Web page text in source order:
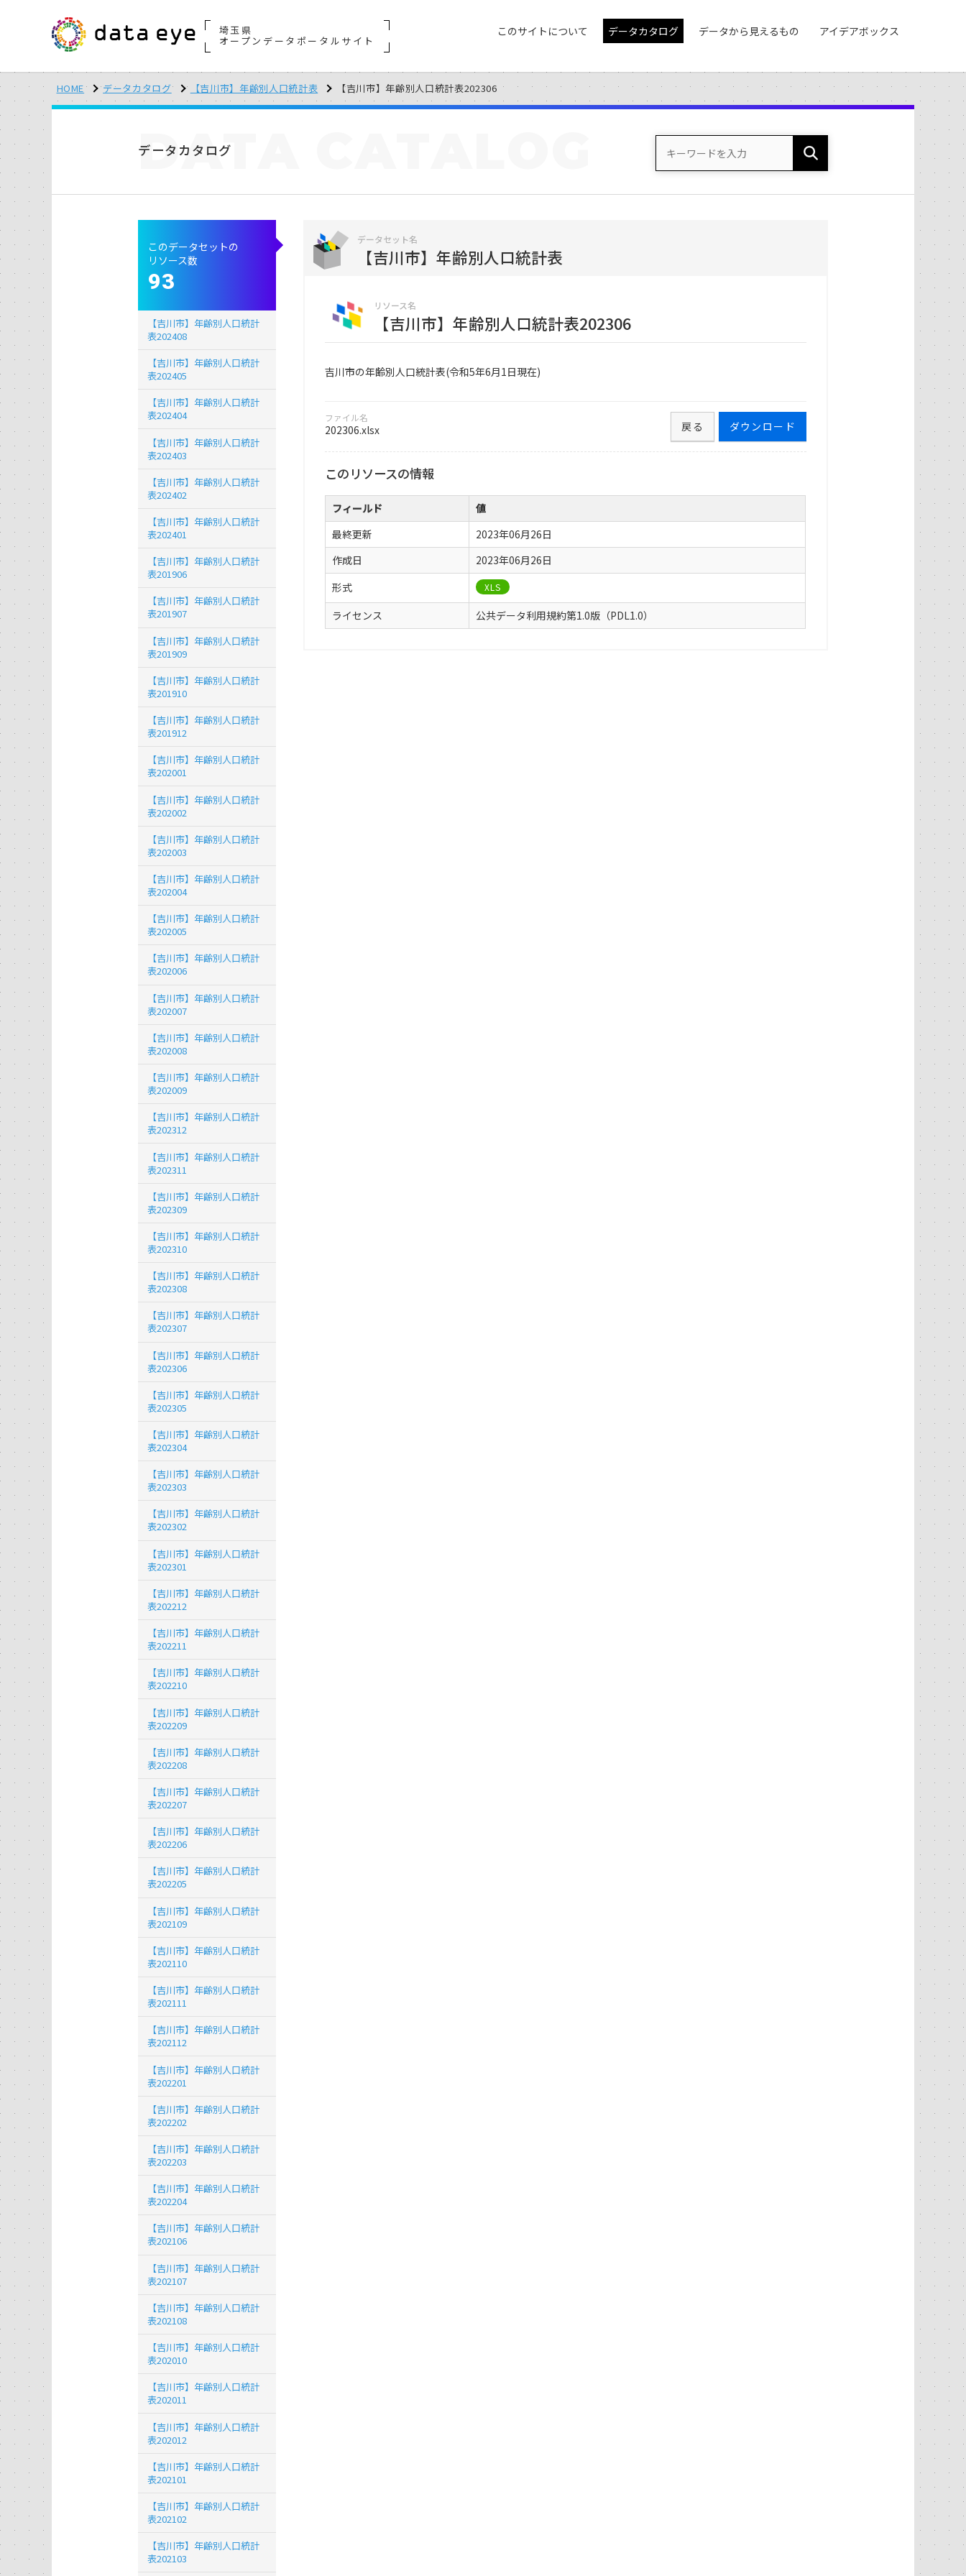
埼玉県
オープンデータポータルサイト
このサイトについて データカタログ データから見えるもの アイデアボックス
HOME データカタログ 【吉川市】年齢別人口統計表 【吉川市】年齢別人口統計表202306
データカタログ
DATA
データセット名
【吉川市】年齢別人口統計表
リソース名
【吉川市】年齢別人口統計表202306
吉川市の年齢別人口統計表(令和5年6月1日現在)
ファイル名
202306.xlsx ダウンロード
戻る
このリソースの情報
フィールド
値
最終更新
2023年06月26日
作成日
2023年06月26日
形式
XLS
ライセンス 公共データ利用規約第1.0版（PDL1.0）
このデータセットの
リソース数
93
【吉川市】年齢別人口統計
表202408
【吉川市】年齢別人口統計
表202405
【吉川市】年齢別人口統計
表202404
【吉川市】年齢別人口統計
表202403
【吉川市】年齢別人口統計
表202402
【吉川市】年齢別人口統計
表202401
【吉川市】年齢別人口統計
表201906
【吉川市】年齢別人口統計
表201907
【吉川市】年齢別人口統計
表201909
【吉川市】年齢別人口統計
表201910
【吉川市】年齢別人口統計
表201912
【吉川市】年齢別人口統計
表202001
【吉川市】年齢別人口統計
表202002
【吉川市】年齢別人口統計
表202003
【吉川市】年齢別人口統計
表202004
【吉川市】年齢別人口統計
表202005
【吉川市】年齢別人口統計
表202006
【吉川市】年齢別人口統計
表202007
【吉川市】年齢別人口統計
表202008
【吉川市】年齢別人口統計
表202009
【吉川市】年齢別人口統計
表202312
【吉川市】年齢別人口統計
表202311
【吉川市】年齢別人口統計
表202309
【吉川市】年齢別人口統計
表202310
【吉川市】年齢別人口統計
表202308
【吉川市】年齢別人口統計
表202307
【吉川市】年齢別人口統計
表202306
【吉川市】年齢別人口統計
表202305
【吉川市】年齢別人口統計
表202304
【吉川市】年齢別人口統計
表202303
【吉川市】年齢別人口統計
表202302
【吉川市】年齢別人口統計
表202301
【吉川市】年齢別人口統計
表202212
【吉川市】年齢別人口統計
表202211
【吉川市】年齢別人口統計
表202210
【吉川市】年齢別人口統計
表202209
【吉川市】年齢別人口統計
表202208
【吉川市】年齢別人口統計
表202207
【吉川市】年齢別人口統計
表202206
【吉川市】年齢別人口統計
表202205
【吉川市】年齢別人口統計
表202109
【吉川市】年齢別人口統計
表202110
【吉川市】年齢別人口統計
表202111
【吉川市】年齢別人口統計
表202112
【吉川市】年齢別人口統計
表202201
【吉川市】年齢別人口統計
表202202
【吉川市】年齢別人口統計
表202203
【吉川市】年齢別人口統計
表202204
【吉川市】年齢別人口統計
表202106
【吉川市】年齢別人口統計
表202107
【吉川市】年齢別人口統計
表202108
【吉川市】年齢別人口統計
表202010
【吉川市】年齢別人口統計
表202011
【吉川市】年齢別人口統計
表202012
【吉川市】年齢別人口統計
表202101
【吉川市】年齢別人口統計
表202102
【吉川市】年齢別人口統計
表202103